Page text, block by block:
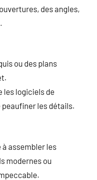
des angles,
ou des plans
les logiciels de
les détails.
à assembler les
modernes ou